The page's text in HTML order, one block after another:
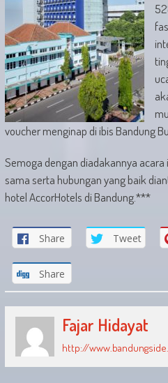
voucher menginap di ibis Bandung
Semoga dengan diadakannya
sama serta hubungan yang baik
hotel AccorHotels di Bandung.***
Share Tweet
Share
Fajar Hidayat
http://